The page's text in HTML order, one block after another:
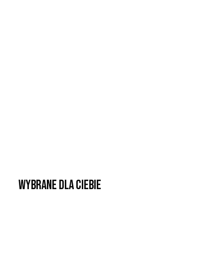
Wybrane dla Ciebie